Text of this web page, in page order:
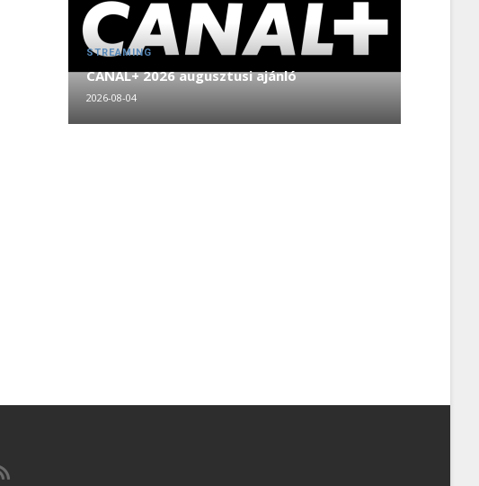
STREAMING
CANAL+ 2026 augusztusi ajánló
2026-08-04